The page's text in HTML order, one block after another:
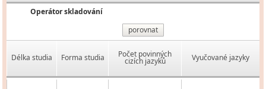
Operátor skladování
porovnat
Délka studia Forma studia Počet povinných
cizích jazyků Vyučované jazyky